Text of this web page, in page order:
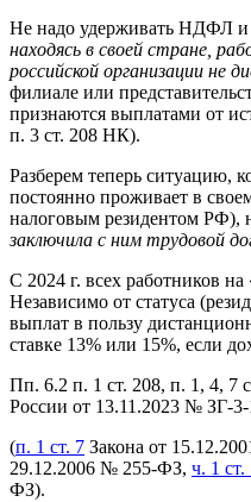
Не надо удерживать НДФЛ и
находясь в своей стране,
российской организации не
филиале или
признаются выплатами от
п. 3 ст. 208 НК).
Разберем теперь ситуацию,
постоянно проживает в
налоговым резидентом РФ),
заключила с ним трудовой
С 2024 г. всех работников на
Независимо от статуса
выплат в пользу
ставке 13% или 15%, если
Пп. 6.2 п. 1 ст. 208, п. 1, 4, 7
России от 13.11.2023 № ЗГ-3-
(п. 1 ст. 7 Закона от
29.12.2006 № 255-ФЗ, ч. 1 ст.
ФЗ).